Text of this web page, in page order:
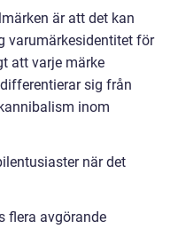
är att det kan
varumärkesidentitet för
att varje märke
sig från
inom
när det
flera avgörande